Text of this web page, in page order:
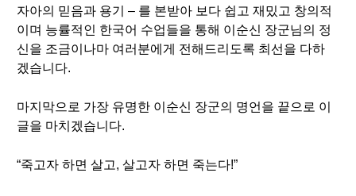
자아의 믿음과 용기 – 를 본받아 보다 쉽고 재밌고 창의적
이며 능률적인 한국어 수업들을 통해 이순신 장군님의 정
신을 조금이나마 여러분에게 전해드리도록 최선을 다하
겠습니다.
마지막으로 가장 유명한 이순신 장군의 명언을 끝으로 이
글을 마치겠습니다.
“죽고자 하면 살고, 살고자 하면 죽는다!”